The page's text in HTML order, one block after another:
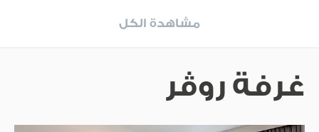
مشاهدة الكل
غرفة روڤر